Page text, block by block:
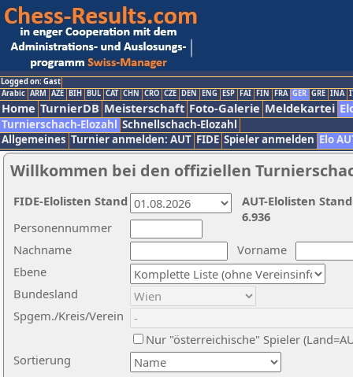
Logged on: Gast
Arabic ARM AZE BIH BUL CAT CHN CRO CZE DEN ENG ESP FAI FIN FRA GER GRE INA
Home TurnierDB Meisterschaft Foto-Galerie Meldekartei
Turnierschach-Elozahl Schnellschach-Elozahl
Allgemeines Turnier anmelden: AUT FIDE Spieler anmelden Elo
Willkommen bei den offiziellen
Nachname
Vorname
Ebene
Sortierung
Personennummer
Bundesland
Spgem./Kreis/Verein
Nur "österreichische" Spieler
AUT-Elolisten
6.936
FIDE-Elolisten Stand